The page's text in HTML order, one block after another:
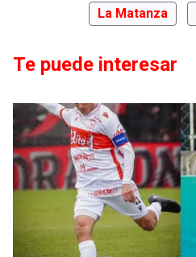
La Matanza
Te puede interesar